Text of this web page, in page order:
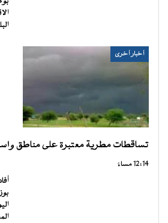
أخبار أخرى
تساقطات مطرية معتبرة على مناطق
12:14 مساءً